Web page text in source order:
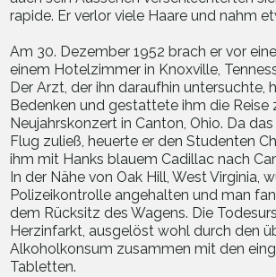
rapide. Er verlor viele Haare und nahm
Am 30. Dezember 1952 brach er vor
einem Hotelzimmer in Knoxville,
Der Arzt, der ihn daraufhin untersuchte,
Bedenken und gestattete ihm die Reise
Neujahrskonzert in Canton, Ohio. Da
Flug zuließ, heuerte er den Studenten
ihm mit Hanks blauem Cadillac nach
In der Nähe von Oak Hill, West Virginia,
Polizeikontrolle angehalten und man
dem Rücksitz des Wagens. Die
Herzinfarkt, ausgelöst wohl durch den
Alkoholkonsum zusammen mit den
Tabletten.